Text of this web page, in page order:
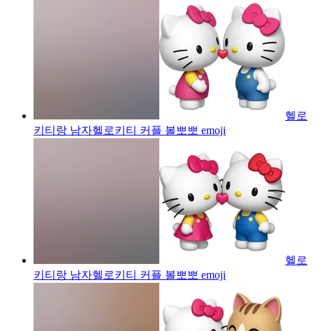
헬로
키티랑 남자헬로키티 커플 볼뽀뽀 emoji
헬로
키티랑 남자헬로키티 커플 볼뽀뽀 emoji